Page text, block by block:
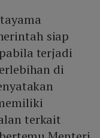
siap
terjadi
di
terkait